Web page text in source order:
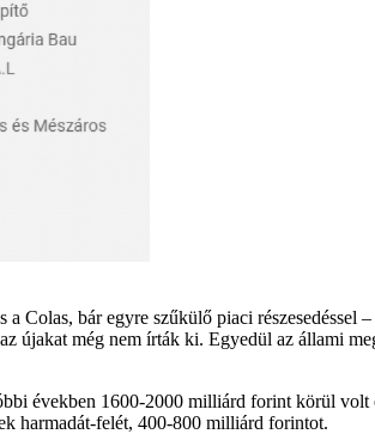
Colas, bár egyre szűkülő piaci részesedéssel
újakat még nem írták ki. Egyedül az állami
években 1600-2000 milliárd forint körül
harmadát-felét, 400-800 milliárd forintot.